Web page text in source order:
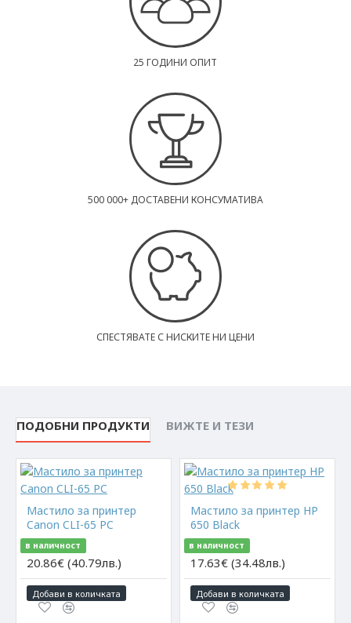
25 ГОДИНИ ОПИТ
500 000+ ДОСТАВЕНИ КОНСУМАТИВА
СПЕСТЯВАТЕ С НИСКИТЕ НИ ЦЕНИ
ПОДОБНИ ПРОДУКТИ ВИЖТЕ И ТЕЗИ
Мастило за принтер
Canon CLI-65 PC
в наличност
20.86€ (40.79лв.)
Добави в количката
Мастило за принтер HP
650 Black
в наличност
17.63€ (34.48лв.)
Добави в количката